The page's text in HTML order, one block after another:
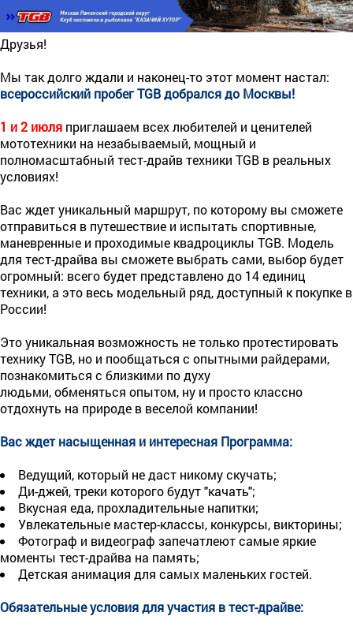
Друзья!
Мы так долго ждали и наконец-то этот момент настал:
всероссийский пробег TGB добрался до Москвы!
1 и 2 июля приглашаем всех любителей и ценителей
мототехники на незабываемый, мощный и
полномасштабный тест-драйв техники TGB в реальных
условиях!
Вас ждет уникальный маршрут, по которому вы сможете
отправиться в путешествие и испытать спортивные,
маневренные и проходимые квадроциклы TGB. Модель
для тест-драйва вы сможете выбрать сами, выбор будет
огромный: всего будет представлено до 14 единиц
техники, а это весь модельный ряд, доступный к покупке в
России!
Это уникальная возможность не только протестировать
технику TGB, но и пообщаться с опытными райдерами,
познакомиться с близкими по духу
людьми, обменяться опытом, ну и просто классно
отдохнуть на природе в веселой компании!
Вас ждет насыщенная и интересная Программа:
Ведущий, который не даст никому скучать;
Ди-джей, треки которого будут "качать";
Вкусная еда, прохладительные напитки;
Увлекательные мастер-классы, конкурсы, викторины;
Фотограф и видеограф запечатлеют самые яркие
моменты тест-драйва на память;
Детская анимация для самых маленьких гостей.
Обязательные условия для участия в тест-драйве: